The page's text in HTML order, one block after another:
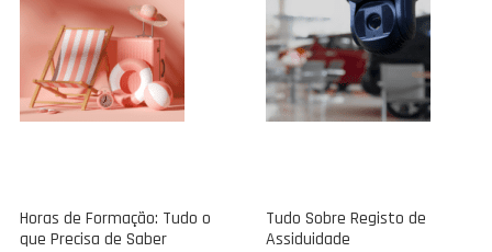
Horas de Formação: Tudo o
que Precisa de Saber
Tudo Sobre Registo de
Assiduidade